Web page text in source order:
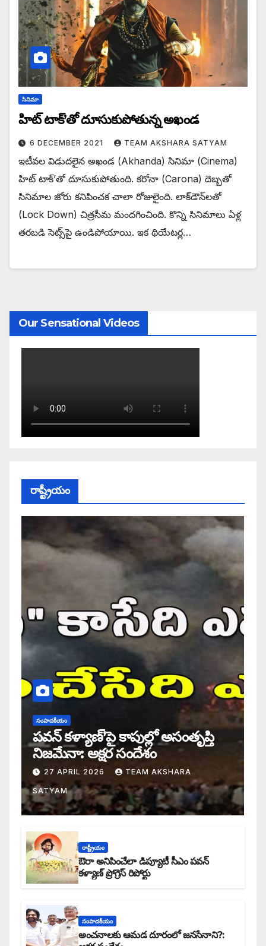
సినిమా
హిట్ టాక్’తో దూసుకుపోతున్న అఖండ
6 DECEMBER 2021 TEAM AKSHARA SATYAM
ఇటీవల విడుదలైన అఖండ (Akhanda) సినిమా (Cinema)
హిట్ టాక్’తో దూసుకుపోతుంది. కరోనా (Carona) దెబ్బతో
సినిమాల జోరు కనిపించక చాలా రోజులైంది. లాక్‌డౌన్‌లతో
(Lock Down) చిత్రసీమ మందగించింది. కొన్ని సినిమాలు ఏళ్ల
తరబడి సెట్స్‌పై ఉండిపోయాయి. ఇక థియేటర్ల…
Our Sensational Videos
రాష్ట్రీయం
సంపాదకీయం
పవన్ కళ్యాణ్’పై కాపుల్లో అసంతృప్తి
నిజమేనా: అక్షర సందేశం
27 APRIL 2026 TEAM AKSHARA
SATYAM
రాష్ట్రీయం
ఔరా అనిపించేలా డిప్యూటీ సీఎం పవన్
కళ్యాణ్ ప్రోగ్రెస్ రిపోర్టు
సంపాదకీయం
అంచనాలకు ఆమడ దూరంలో జనసేనాని?: